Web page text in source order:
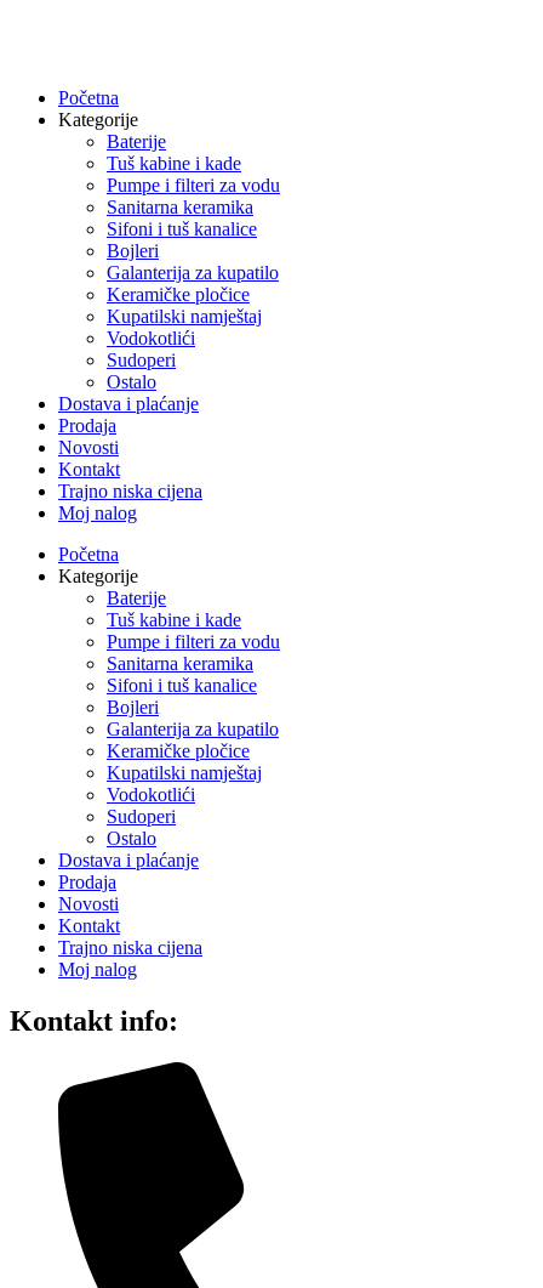
Početna
Kategorije
Baterije
Tuš kabine i kade
Pumpe i filteri za vodu
Sanitarna keramika
Sifoni i tuš kanalice
Bojleri
Galanterija za kupatilo
Keramičke pločice
Kupatilski namještaj
Vodokotlići
Sudoperi
Ostalo
Dostava i plaćanje
Prodaja
Novosti
Kontakt
Trajno niska cijena
Moj nalog
Početna
Kategorije
Baterije
Tuš kabine i kade
Pumpe i filteri za vodu
Sanitarna keramika
Sifoni i tuš kanalice
Bojleri
Galanterija za kupatilo
Keramičke pločice
Kupatilski namještaj
Vodokotlići
Sudoperi
Ostalo
Dostava i plaćanje
Prodaja
Novosti
Kontakt
Trajno niska cijena
Moj nalog
Kontakt info: